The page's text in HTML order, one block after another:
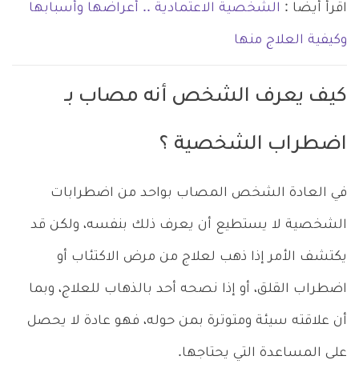
اقرأ أيضا : الشخصية الاعتمادية .. أعراضها وأسبابها
وكيفية العلاج منها
كيف يعرف الشخص أنه مصاب بـ
اضطراب الشخصية ؟
في العادة الشخص المصاب بواحد من اضطرابات
الشخصية لا يستطيع أن يعرف ذلك بنفسه، ولكن قد
يكتشف الأمر إذا ذهب لعلاج من مرض الاكتئاب أو
اضطراب القلق، أو إذا نصحه أحد بالذهاب للعلاج، وبما
أن علاقته سيئة ومتوترة بمن حوله، فهو عادة لا يحصل
على المساعدة التي يحتاجها.